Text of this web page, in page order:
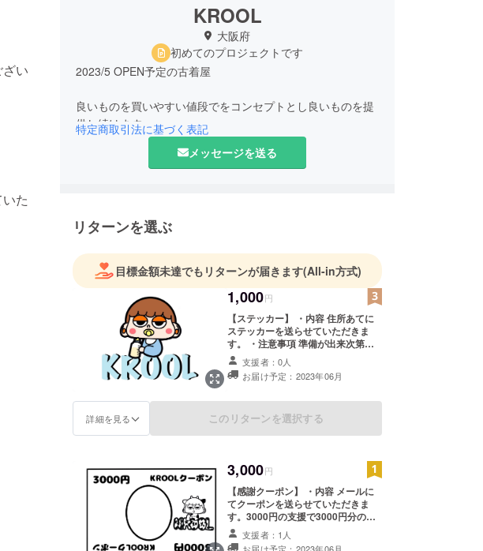
い
た
KROOL
大阪府
初めてのプロジェクトです
2023/5 OPEN予定の古着屋
良いものを買いやすい値段でをコンセプトとし良いものを提
供し続けます。
特定商取引法に基づく表記
メッセージを送る
リターンを選ぶ
目標金額未達でもリターンが届きます(All-in方式)
1,000円
【ステッカー】 ・内容 住所あてに
ステッカーを送らせていただきま
す。 ・注意事項 準備が出来次第送
られせていただきますが、予定より
遅れる可能性もあることをあらかじ
めご理解ください。
支援者：0人
お届け予定：2023年06月
詳細を見る このリターンを選択する
3,000円
【感謝クーポン】 ・内容 メールに
てクーポンを送らせていただきま
す。3000円の支援で3000円分の
クーポンとなっております。 ・注意
事項 有効期間は1年です。来店され
支援者：1人